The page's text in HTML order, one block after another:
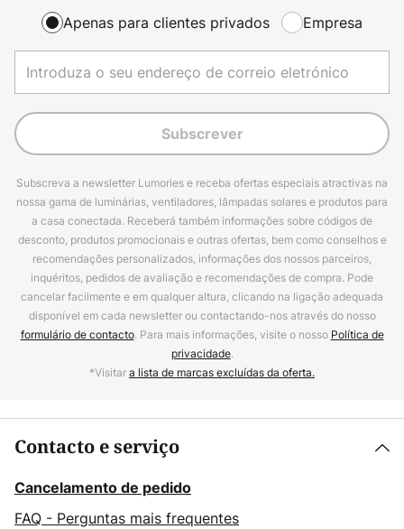
Apenas para clientes privados Empresa
Subscrever
Subscreva a newsletter Lumories e receba ofertas especiais atractivas na
nossa gama de luminárias, ventiladores, lâmpadas solares e produtos para
a casa conectada. Receberá também informações sobre códigos de
desconto, produtos promocionais e outras ofertas, bem como conselhos e
recomendações personalizados, informações dos nossos parceiros,
inquéritos, pedidos de avaliação e recomendações de compra. Pode
cancelar facilmente e em qualquer altura, clicando na ligação adequada
disponível em cada newsletter ou contactando-nos através do nosso
formulário de contacto. Para mais informações, visite o nosso Política de
privacidade.
*Visitara lista de marcas excluídas da oferta.
Contacto e serviço
Cancelamento de pedido
FAQ - Perguntas mais frequentes